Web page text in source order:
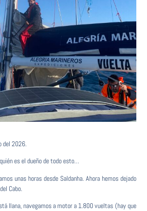
del 2026.
es el dueño de todo esto…
unas horas desde Saldanha. Ahora hemos dejado
Cabo.
llana, navegamos a motor a 1.800 vueltas (hay que